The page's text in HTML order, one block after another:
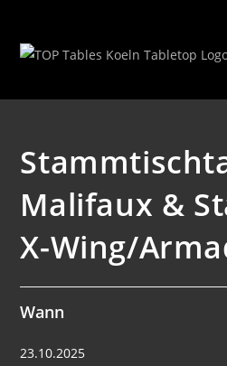
springen
Wars – X-Wing/
Malifaux &
X-Wing/
Wann
23.10.2025